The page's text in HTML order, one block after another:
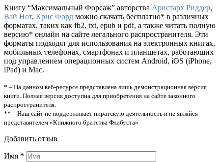
Книгу “Максимальный Форсаж” авторства Аристарх Риддер,
Вай Нот, Крис Форд можно скачать бесплатно* в различных
форматах, таких как fb2, txt, epub и pdf, а также читать полную
версию* онлайн на сайте легального распространителя. Эти
форматы подходят для использования на электронных книгах,
мобильных телефонах, смартфонах и планшетах, работающих
под управлением операционных систем Android, iOS (iPhone,
iPad) и Mac.
* – На данном веб-ресурсе представлена лишь демонстрационная версия
книги. Полная версия доступна для приобретения на сайте законного
распространителя.
** – Наш сайт не поддерживает пиратскую деятельность и не являйся
представителем «Книжного братства Флибуста»
Добавить отзыв
Имя *